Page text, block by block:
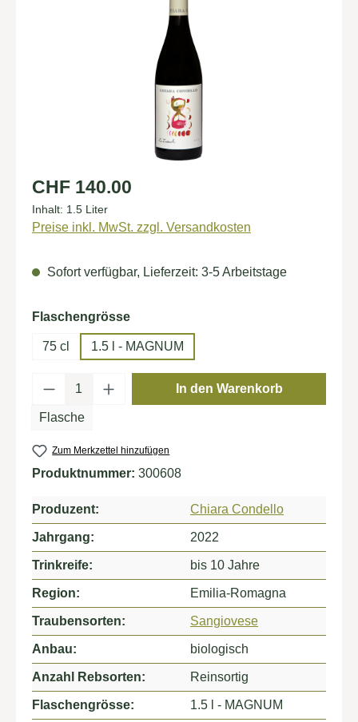
Regulärer Preis:
CHF 140.00
Inhalt: 1.5 Liter
Preise inkl. MwSt. zzgl. Versandkosten
Sofort verfügbar, Lieferzeit: 3-5 Arbeitstage
Flaschengrösseauswählen
75 cl 1.5 l - MAGNUM
Produkt Anzahl: Gib den gewünschten
Flasche
In den Warenkorb
Zum Merkzettel hinzufügen
Produktnummer: 300608
Produzent: Chiara Condello
Jahrgang: 2022
Trinkreife: bis 10 Jahre
Region: Emilia-Romagna
Traubensorten: Sangiovese
Anbau: biologisch
Anzahl Rebsorten: Reinsortig
Flaschengrösse: 1.5 l - MAGNUM